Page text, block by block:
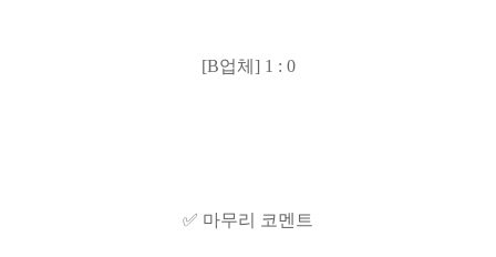
[B업체] 1 : 0
✅ 마무리 코멘트